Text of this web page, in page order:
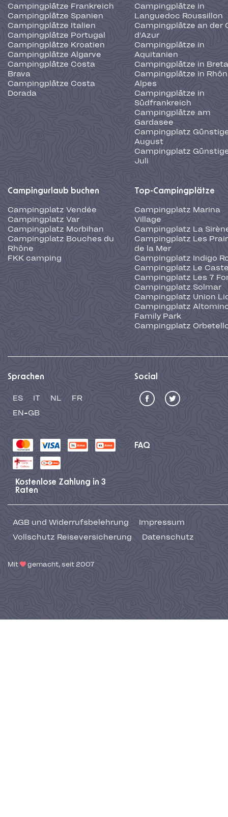
Campingplätze Frankreich
Campingplätze Spanien
Campingplätze Italien
Campingplätze Portugal
Campingplätze Kroatien
Campingplätze Algarve
Campingplätze Costa
Brava
Campingplätze Costa
Dorada
Campingplätze in
Languedoc Roussillon
Campingplätze an der
d'Azur
Campingplätze in
Aquitanien
Campingplätze in
Campingplätze in
Alpes
Campingplätze in
Südfrankreich
Campingplätze am
Gardasee
Campingplatz
August
Campingplatz
Juli
Campingurlaub buchen
Campingplatz Vendée
Campingplatz Var
Campingplatz Morbihan
Campingplatz Bouches du
Rhône
FKK camping
Top-Campingplätze
Campingplatz Marina
Village
Campingplatz La
Campingplatz Les
de la Mer
Campingplatz Indigo
Campingplatz Le
Campingplatz Les 7
Campingplatz Solmar
Campingplatz Union
Campingplatz
Family Park
Campingplatz
Sprachen
ES IT NL
FR
EN-GB
Social
FAQ
Kostenlose Zahlung in 3
Raten
AGB und Widerrufsbelehrung
Impressum
Vollschutz Reiseversicherung
Datenschutz
Mit gemacht, seit 2007